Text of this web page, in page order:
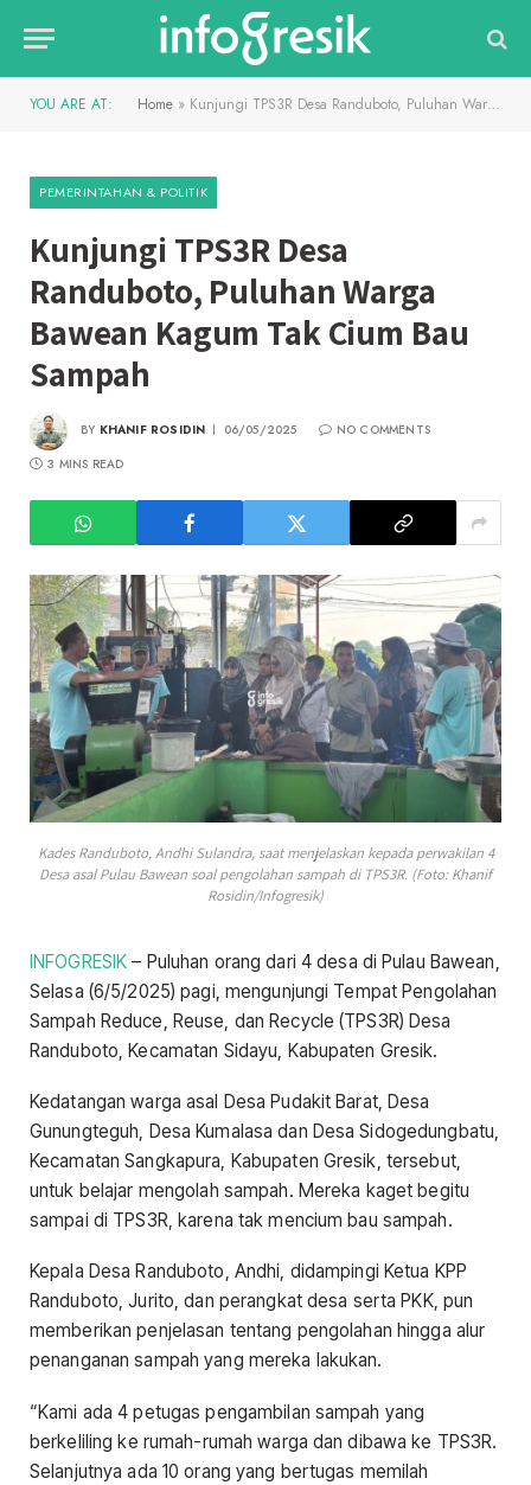
YOU ARE AT: Home » Kunjungi TPS3R Desa Randuboto, Puluhan Warga Bawean Kagum Tak Cium Bau Sampah
PEMERINTAHAN & POLITIK
Kunjungi TPS3R Desa
Randuboto, Puluhan Warga
Bawean Kagum Tak Cium Bau
Sampah
BY KHANIF ROSIDIN 06/05/2025
NO COMMENTS
3 MINS READ
Kades Randuboto, Andhi Sulandra, saat menjelaskan kepada perwakilan 4
Desa asal Pulau Bawean soal pengolahan sampah di TPS3R. (Foto: Khanif
Rosidin/Infogresik)
INFOGRESIK – Puluhan orang dari 4 desa di Pulau Bawean,
Selasa (6/5/2025) pagi, mengunjungi Tempat Pengolahan
Sampah Reduce, Reuse, dan Recycle (TPS3R) Desa
Randuboto, Kecamatan Sidayu, Kabupaten Gresik.
Kedatangan warga asal Desa Pudakit Barat, Desa
Gunungteguh, Desa Kumalasa dan Desa Sidogedungbatu,
Kecamatan Sangkapura, Kabupaten Gresik, tersebut,
untuk belajar mengolah sampah. Mereka kaget begitu
sampai di TPS3R, karena tak mencium bau sampah.
Kepala Desa Randuboto, Andhi, didampingi Ketua KPP
Randuboto, Jurito, dan perangkat desa serta PKK, pun
memberikan penjelasan tentang pengolahan hingga alur
penanganan sampah yang mereka lakukan.
“Kami ada 4 petugas pengambilan sampah yang
berkeliling ke rumah-rumah warga dan dibawa ke TPS3R.
Selanjutnya ada 10 orang yang bertugas memilah